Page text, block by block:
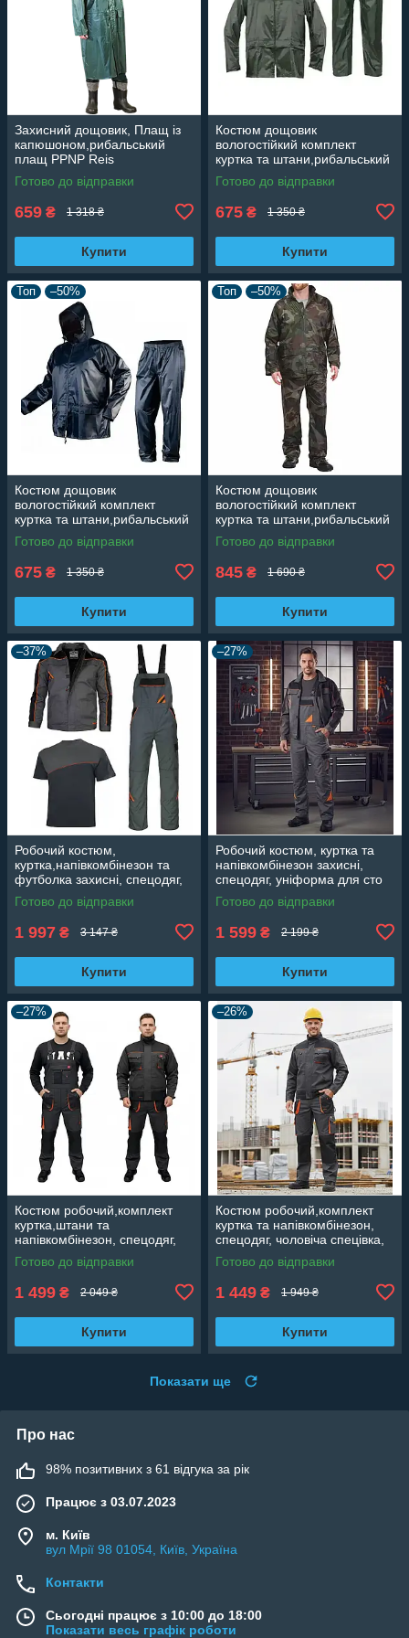
Захисний дощовик, Плащ із
капюшоном,рибальський
плащ PPNP Reis
Готово до відправки
659 ₴ 1 318 ₴
Купити
Костюм дощовик
вологостійкий комплект
куртка та штани,рибальський
комплект
Готово до відправки
675 ₴ 1 350 ₴
Купити
Топ –50%
Костюм дощовик
вологостійкий комплект
куртка та штани,рибальський
комплект
Готово до відправки
675 ₴ 1 350 ₴
Купити
Топ –50%
Костюм дощовик
вологостійкий комплект
куртка та штани,рибальський
комплект зелений
камуфляжний
Готово до відправки
845 ₴ 1 690 ₴
Купити
–37%
Робочий костюм,
куртка,напівкомбінезон та
футболка захисні, спецодяг,
уніформа для сто Польща
Professional
Готово до відправки
1 997 ₴ 3 147 ₴
Купити
–27%
Робочий костюм, куртка та
напівкомбінезон захисні,
спецодяг, уніформа для сто
Польща Professional
Готово до відправки
1 599 ₴ 2 199 ₴
Купити
–27%
Костюм робочий,комплект
куртка,штани та
напівкомбінезон, спецодяг,
чоловіча спецівка, роба
повсякденна Польща Classic
Готово до відправки
1 499 ₴ 2 049 ₴
Купити
–26%
Костюм робочий,комплект
куртка та напівкомбінезон,
спецодяг, чоловіча спецівка,
роба повсякденна Польща
Classic
Готово до відправки
1 449 ₴ 1 949 ₴
Купити
Показати ще
Про нас
98% позитивних з 61 відгука за рік
Працює з 03.07.2023
м. Київ
вул Мрії 98 01054, Київ, Україна
Контакти
Сьогодні працює з 10:00 до 18:00
Показати весь графік роботи